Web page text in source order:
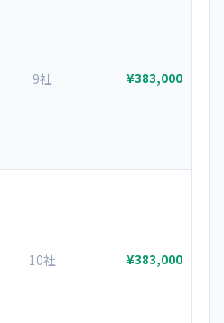
9社 ¥383,000
10社 ¥383,000